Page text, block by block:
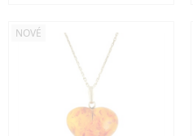
NOVÉ